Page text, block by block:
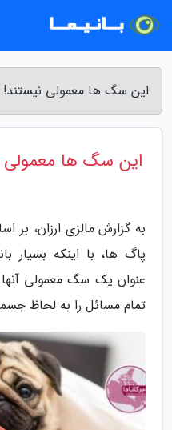
این سگ ها معمولی نیستند!
این سگ ها معمولی
به گزارش مالزی ارزان، بر
پاگ ها، با اینکه بسیار
عنوان یک سگ معمولی آنها
تمام مسائل را به لحاظ